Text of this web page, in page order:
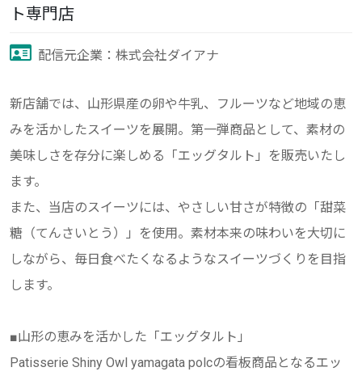
ト専門店
配信元企業：株式会社ダイアナ
新店舗では、山形県産の卵や牛乳、フルーツなど地域の恵
みを活かしたスイーツを展開。第一弾商品として、素材の
美味しさを存分に楽しめる「エッグタルト」を販売いたし
ます。
また、当店のスイーツには、やさしい甘さが特徴の「甜菜
糖（てんさいとう）」を使用。素材本来の味わいを大切に
しながら、毎日食べたくなるようなスイーツづくりを目指
します。
■山形の恵みを活かした「エッグタルト」
Patisserie Shiny Owl yamagata polcの看板商品となるエッ